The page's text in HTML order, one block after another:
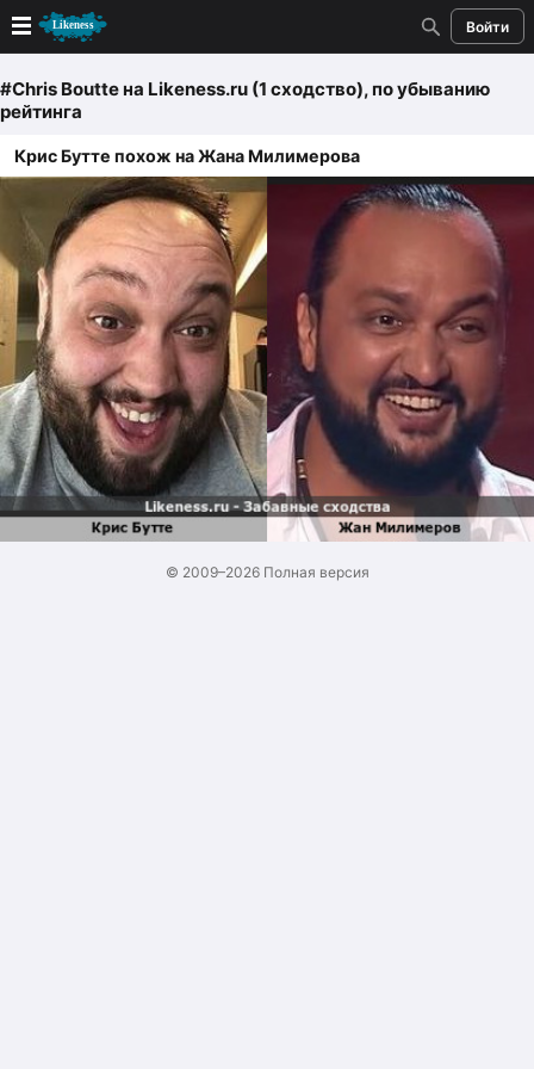
Войти
Новые
Лучшие
Голосование
Кандидаты
Случайное сходство 👍
Создать сходство
Для публикации необходима авторизация
Поиск
#Chris Bouttена Likeness.ru (1 сходство), по убыванию
рейтинга
Крис Бутте похож на Жана Милимерова
© 2009–2026 Полная версия